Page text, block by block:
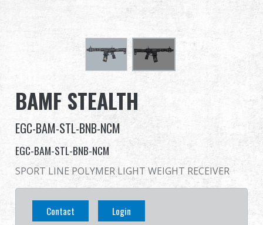
Sobre nosotros
Competitions & Event
Soporte
Identificarse
繁體中文 English (US)
BAMF STEALTH
EGC-BAM-STL-BNB-NCM
EGC-BAM-STL-BNB-NCM
SPORT LINE POLYMER LIGHT WEIGHT RECEIVER
Contact Login